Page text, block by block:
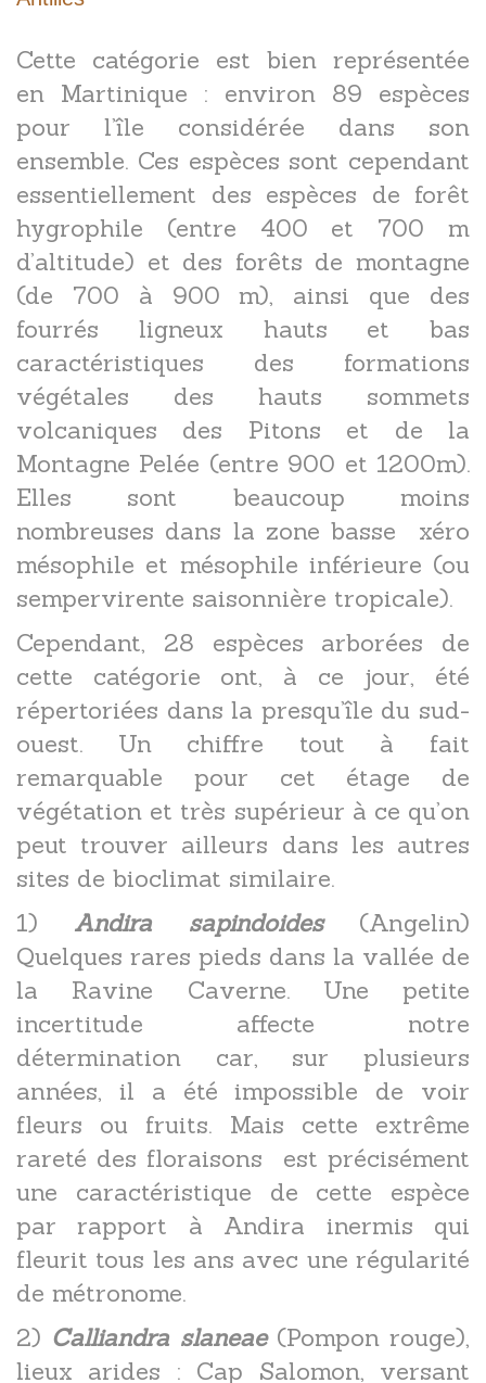
Cette catégorie est bien représentée
en Martinique : environ 89 espèces
pour l’île considérée dans son
ensemble. Ces espèces sont cependant
essentiellement des espèces de forêt
hygrophile (entre 400 et 700 m
d’altitude) et des forêts de montagne
(de 700 à 900 m), ainsi que des
fourrés ligneux hauts et bas
caractéristiques des formations
végétales des hauts sommets
volcaniques des Pitons et de la
Montagne Pelée (entre 900 et 1200m).
Elles sont beaucoup moins
nombreuses dans la zone basse xéro
mésophile et mésophile inférieure (ou
sempervirente saisonnière tropicale).
Cependant, 28 espèces arborées de
cette catégorie ont, à ce jour, été
répertoriées dans la presqu’île du sud-
ouest. Un chiffre tout à fait
remarquable pour cet étage de
végétation et très supérieur à ce qu’on
peut trouver ailleurs dans les autres
sites de bioclimat similaire.
1) Andira sapindoides(Angelin)
Quelques rares pieds dans la vallée de
la Ravine Caverne. Une petite
incertitude affecte notre
détermination car, sur plusieurs
années, il a été impossible de voir
fleurs ou fruits. Mais cette extrême
rareté des floraisons est précisément
une caractéristique de cette espèce
par rapport à Andira inermis qui
fleurit tous les ans avec une régularité
de métronome.
2) Calliandra slaneae(Pompon rouge),
lieux arides : Cap Salomon, versant